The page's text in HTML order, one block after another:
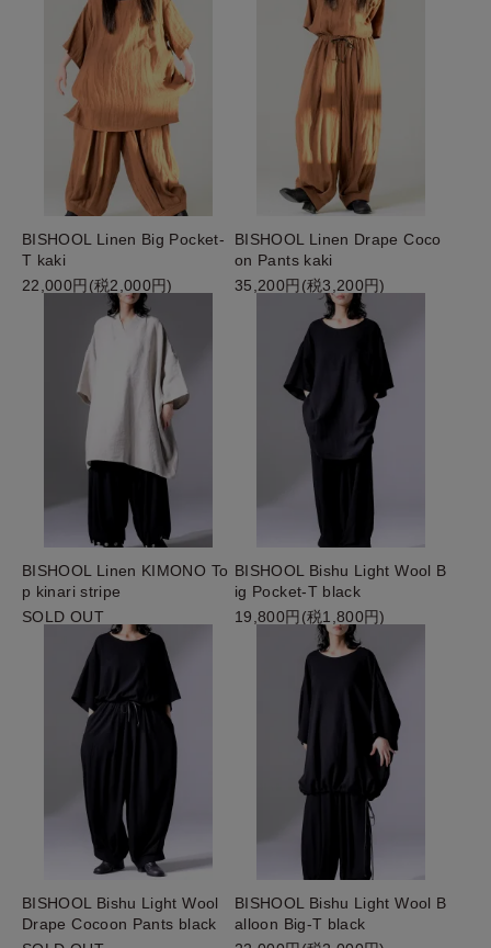
BISHOOL Linen Big Pocket-
T kaki
22,000円(税2,000円)
BISHOOL Linen Drape Coco
on Pants kaki
35,200円(税3,200円)
BISHOOL Linen KIMONO To
p kinari stripe
SOLD OUT
BISHOOL Bishu Light Wool B
ig Pocket-T black
19,800円(税1,800円)
BISHOOL Bishu Light Wool
Drape Cocoon Pants black
BISHOOL Bishu Light Wool B
alloon Big-T black